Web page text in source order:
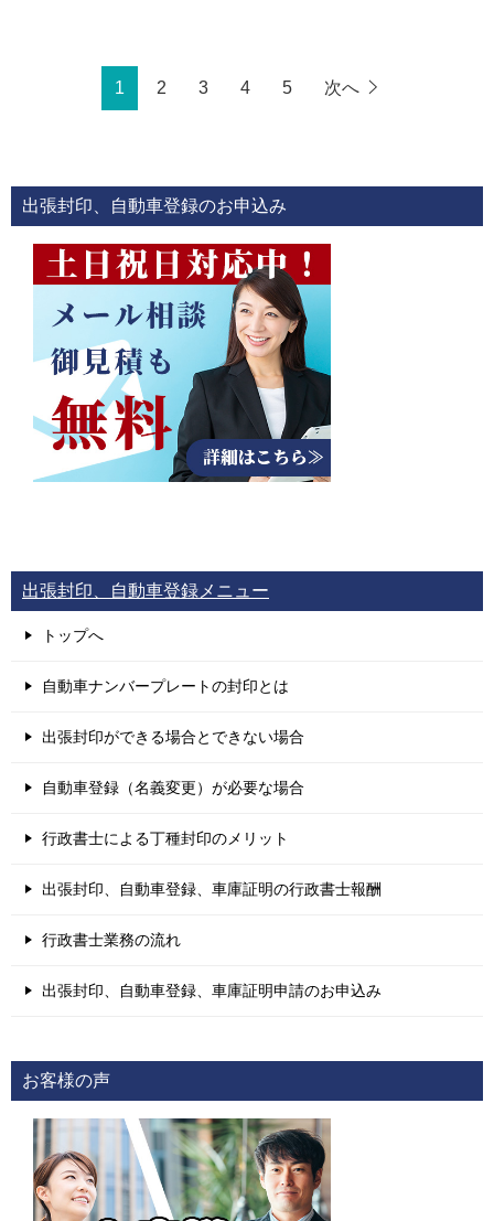
1 2 3 4 5 次へ
出張封印、自動車登録のお申込み
出張封印、自動車登録メニュー
トップへ
自動車ナンバープレートの封印とは
出張封印ができる場合とできない場合
自動車登録（名義変更）が必要な場合
行政書士による丁種封印のメリット
出張封印、自動車登録、車庫証明の行政書士報酬
行政書士業務の流れ
出張封印、自動車登録、車庫証明申請のお申込み
お客様の声